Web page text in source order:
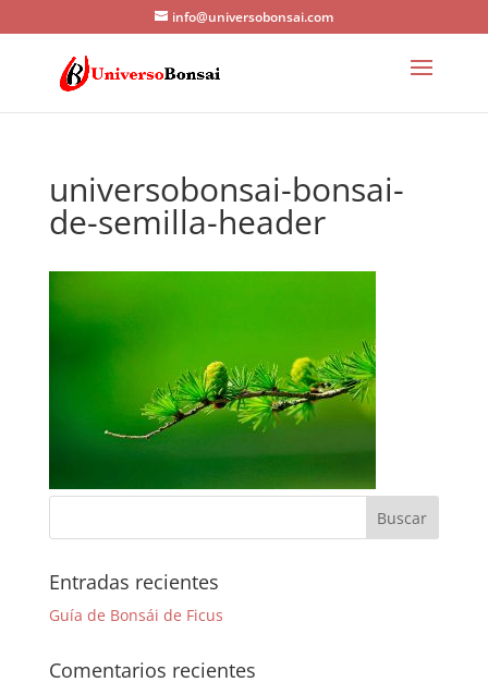
info@universobonsai.com
universobonsai-bonsai-
de-semilla-header
Entradas recientes
Guía de Bonsái de Ficus
Comentarios recientes